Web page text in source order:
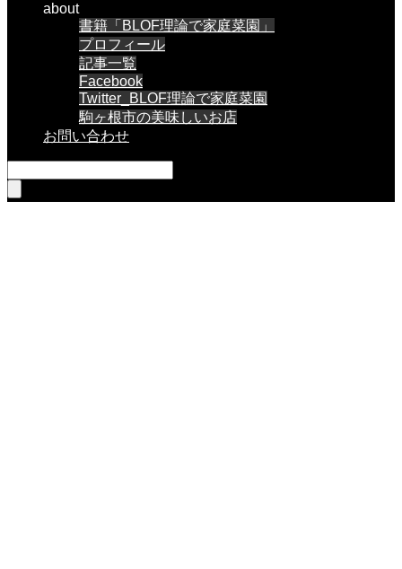
about
書籍「BLOF理論で家庭菜園」
プロフィール
記事一覧
Facebook
Twitter_BLOF理論で家庭菜園
駒ヶ根市の美味しいお店
お問い合わせ